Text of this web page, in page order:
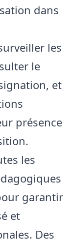
dans
les
le
et
présence
les
garantir
et
Des